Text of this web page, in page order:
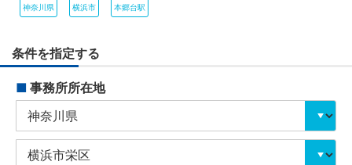
神奈川県 横浜市 本郷台駅
条件を指定する
■ 事務所所在地